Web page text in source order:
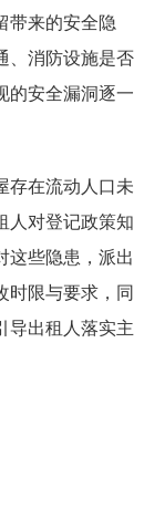
带来的安全隐
、消防设施是否
的安全漏洞逐一
存在流动人口未
人对登记政策知
这些隐患，派出
时限与要求，同
导出租人落实主